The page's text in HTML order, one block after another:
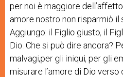
per noi è maggiore
amore nostro non risparmiò il
Aggiungo: il Figlio giusto, il
Dio. Che si può dire ancora?
malvagi,per gli iniqui, per gli
misurare l’amore di Dio verso